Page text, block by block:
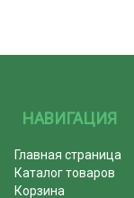
НАВИГАЦИЯ
Главная страница
Каталог товаров
Корзина